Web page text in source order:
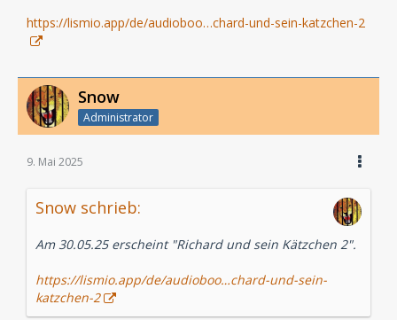
https://lismio.app/de/audioboo…chard-und-sein-katzchen-2
Snow
Administrator
9. Mai 2025
Snow schrieb:
Am 30.05.25 erscheint "Richard und sein Kätzchen 2".
https://lismio.app/de/audioboo…chard-und-sein-
katzchen-2